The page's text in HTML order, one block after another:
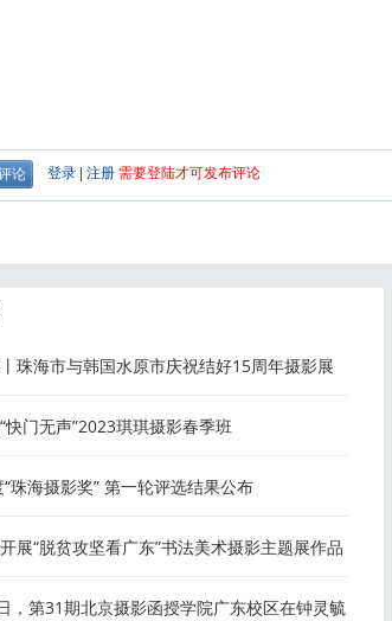
珠海市与韩国水原市庆祝结好15周年摄影展
快门无声”2023琪琪摄影春季班
珠海摄影奖” 第一轮评选结果公布
展“脱贫攻坚看广东”书法美术摄影主题展作品
通知
，第31期北京摄影函授学院广东校区在钟灵毓